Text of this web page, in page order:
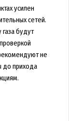
усилен
сетей.
будут
не
до прихода